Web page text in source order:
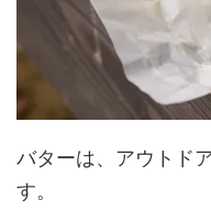
バターは、アウトド
す。